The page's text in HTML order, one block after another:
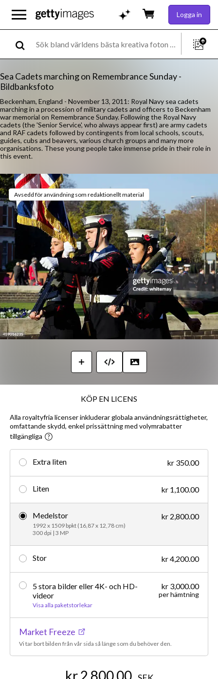
Logga in
Sea Cadets marching on Remembrance Sunday -
Bildbanksfoto
Beckenham, England - November 13, 2011: Royal Navy sea cadets
marching in a procession of military cadets and officers to Beckenham
war memorial on Remembrance Sunday. Following the Royal Navy
cadets (the 'Senior Service', who always appear first) are army cadets
and RAF cadets followed by contingents from local schools, scouts,
guides, cubs and beavers, various church groups and many more
organisations. These young people take immense pride in their role in
this event.
Avsedd för användning som redaktionellt material
KÖP EN LICENS
Alla royaltyfria licenser inkluderar globala användningsrättigheter,
omfattande skydd, enkel prissättning med volymrabatter
tillgängliga
Extra liten kr 350.00
Liten kr 1,100.00
Medelstor
1992 x 1509 bpkt (16,87 x 12,78 cm)
300 dpi | 3 MP
kr 2,800.00
Stor kr 4,200.00
5 stora bilder eller 4K- och HD-
videor
Visa alla paketstorlekar
kr 3,000.00
per hämtning
Market Freeze
Vi tar bort bilden från vår sida så länge som du behöver den.